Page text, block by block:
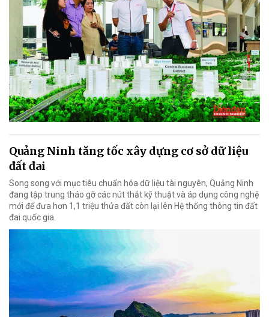
Quảng Ninh tăng tốc xây dựng cơ sở dữ liệu
đất đai
Song song với mục tiêu chuẩn hóa dữ liệu tài nguyên, Quảng Ninh
đang tập trung tháo gỡ các nút thắt kỹ thuật và áp dụng công nghệ
mới để đưa hơn 1,1 triệu thửa đất còn lại lên Hệ thống thông tin đất
đai quốc gia.